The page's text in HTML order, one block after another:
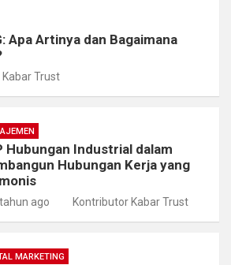
Apa Artinya dan Bagaimana
Kabar Trust
Hubungan Industrial dalam
Hubungan Kerja yang
ago Kontributor Kabar Trust
MARKETING